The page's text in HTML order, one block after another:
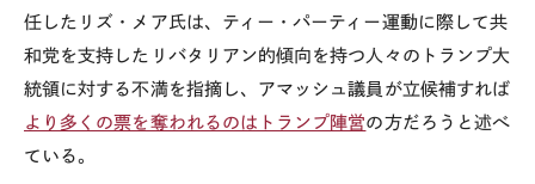
任したリズ・メア氏は、ティー・パーティー運動に際して共
和党を支持したリバタリアン的傾向を持つ人々のトランプ大
統領に対する不満を指摘し、アマッシュ議員が立候補すれば
より多くの票を奪われるのはトランプ陣営の方だろうと述べ
ている。